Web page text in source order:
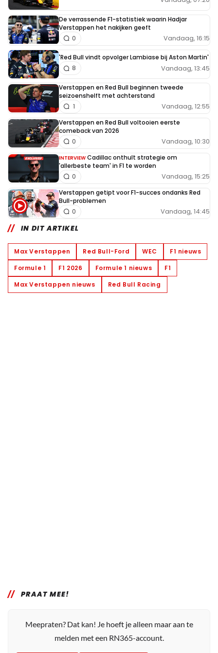
De verrassende F1-statistiek waarin Hadjar
Verstappen het nakijken geeft
Vandaag, 16:15
0
'Red Bull vindt opvolger Lambiase bij Aston Martin'
Vandaag, 13:45
8
Verstappen en Red Bull beginnen tweede
seizoenshelft met achterstand
Vandaag, 12:55
1
Verstappen en Red Bull voltooien eerste
comeback van 2026
Vandaag, 10:30
0
INTERVIEW Cadillac onthult strategie om
'allerbeste team' in F1 te worden
Vandaag, 15:25
0
Verstappen getipt voor F1-succes ondanks Red
Bull-problemen
Vandaag, 14:45
0
IN DIT ARTIKEL
Max Verstappen Red Bull-Ford WEC
F1 nieuws
Formule 1
F1 2026 Formule 1 nieuws
F1
Max Verstappen nieuws
Red Bull Racing
PRAAT MEE!
Meepraten? Dat kan! Je hoeft je alleen maar aan te
melden met een RN365-account.